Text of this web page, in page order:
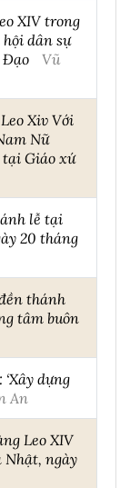
XIV trong
dân sự
Đạo
Vũ
Xiv Với
Nữ
Giáo xứ
lễ tại
20 tháng
thánh
tâm buôn
dựng
An
Leo XIV
Nhật, ngày